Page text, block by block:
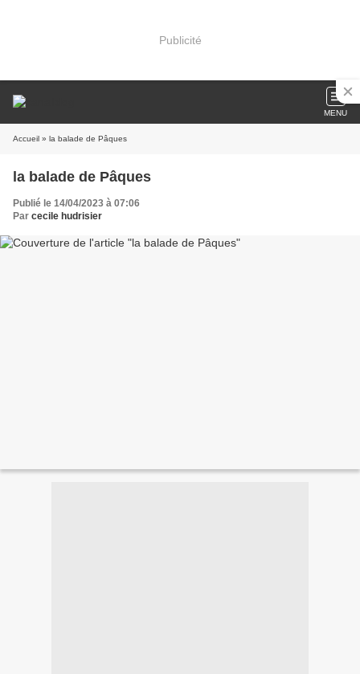
Publicité
MENU
Accueil » la balade de Pâques
la balade de Pâques
Publié le 14/04/2023 à 07:06
Par cecile hudrisier